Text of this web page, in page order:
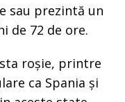
sau prezintă un
de 72 de ore.
roșie, printre
ca Spania și